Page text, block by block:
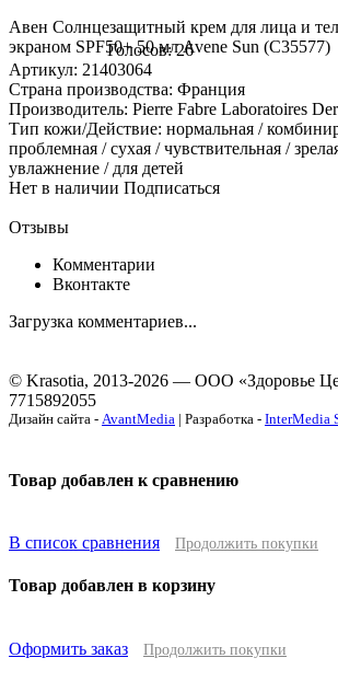
Авен Солнцезащитный крем для лица и
экраном SPF50+ 50 мл Avene Sun (С35577)
Голосов: 26
Артикул: 21403064
Страна производства: Франция
Производитель: Pierre Fabre Laboratoires
Тип кожи/Действие: нормальная /
проблемная / сухая / чувствительная /
увлажнение / для детей
Нет в наличии Подписаться
Отзывы
Комментарии
Вконтакте
Загрузка комментариев...
© Krasotia, 2013-2026 — ООО «Здоровье
7715892055
Дизайн сайта - AvantMedia | Разработка - InterMedia
Товар добавлен к сравнению
В список сравнения Продолжить покупки
Товар добавлен в корзину
Оформить заказ Продолжить покупки